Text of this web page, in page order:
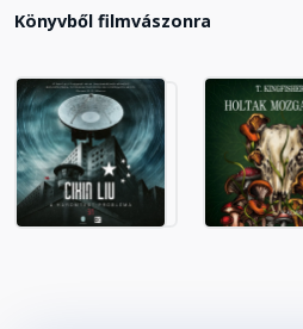
Könyvből filmvászonra